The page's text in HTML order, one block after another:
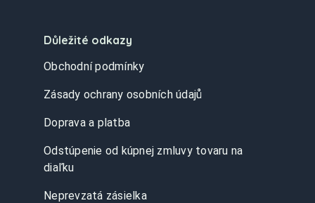
Důležité odkazy
Obchodní podmínky
Zásady ochrany osobních údajů
Doprava a platba
Odstúpenie od kúpnej zmluvy tovaru na
diaľku
Neprevzatá zásielka